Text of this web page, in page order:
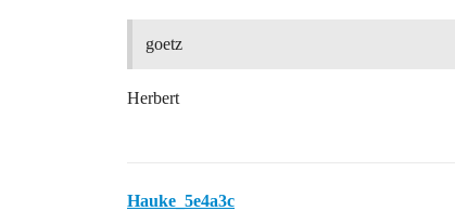
goetz
Herbert
Hauke_5e4a3c